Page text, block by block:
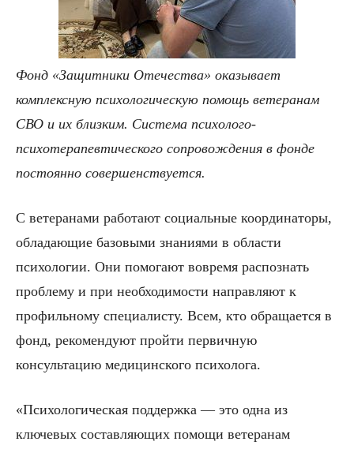
Фонд «Защитники Отечества» оказывает
комплексную психологическую помощь ветеранам
СВО и их близким. Система психолого-
психотерапевтического сопровождения в фонде
постоянно совершенствуется.
С ветеранами работают социальные координаторы,
обладающие базовыми знаниями в области
психологии. Они помогают вовремя распознать
проблему и при необходимости направляют к
профильному специалисту. Всем, кто обращается в
фонд, рекомендуют пройти первичную
консультацию медицинского психолога.
«Психологическая поддержка — это одна из
ключевых составляющих помощи ветеранам